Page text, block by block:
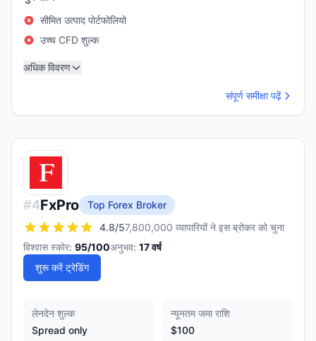
सीमित उत्पाद पोर्टफोलियो
उच्च CFD शुल्क
अधिक विवरण
संपूर्ण समीक्षा पढ़ें
#4FxPro
Top Forex Broker
4.8/57,800,000 व्यापारियों ने इस ब्रोकर को चुना
विश्वास स्कोर: 95/100अनुभव: 17वर्ष
शुरू करें ट्रेडिंग
लेनदेन शुल्क
Spread only
न्यूनतम जमा राशि
$100